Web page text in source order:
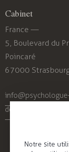
Cabinet
France —
5, Boulevard du
Poincaré
67000
demir.com
Notre site